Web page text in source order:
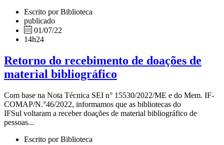
Escrito por Biblioteca
publicado
01/07/22
14h24
Retorno do recebimento de doações de
material bibliográfico
Com base na Nota Técnica SEI n° 15530/2022/ME e do Mem. IF-
COMAP/N.°46/2022, informamos que as bibliotecas do
IFSul voltaram a receber doações de material bibliográfico de
pessoas...
Escrito por Biblioteca